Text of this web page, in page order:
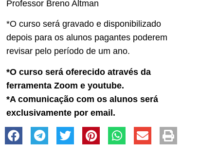
Professor Breno Altman
*O curso será gravado e disponibilizado
depois para os alunos pagantes poderem
revisar pelo período de um ano.
*O curso será oferecido através da
ferramenta Zoom e youtube.
*A comunicação com os alunos será
exclusivamente por email.